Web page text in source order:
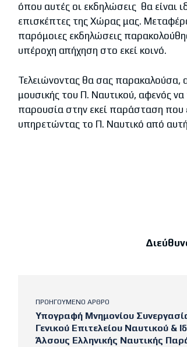
όπου αυτές οι εκδηλώσεις θα είναι
επισκέπτες της Χώρας μας.
παρόμοιες εκδηλώσεις
υπέροχη απήχηση στο εκεί κοινό.
Τελειώνοντας θα σας παρακαλούσα,
μουσικής του Π. Ναυτικού, αφενός
παρουσία στην εκεί παράσταση που
υπηρετώντας το Π. Ναυτικό από
ΠΡΟΗΓΟΎΜΕΝΟ ΆΡΘΡΟ
Υπογραφή Μνημονίου
Γενικού Επιτελείου Ναυτικού &
Άλσους Ελληνικής Ναυτικής